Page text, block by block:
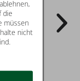
die
müssen
nicht